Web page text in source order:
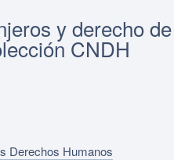
y derecho
CNDH
Derechos Humanos